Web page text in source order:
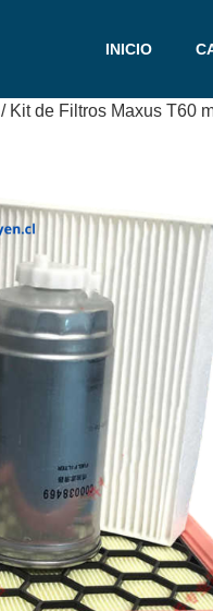
INICIO
/ Kit de Filtros Maxus T60